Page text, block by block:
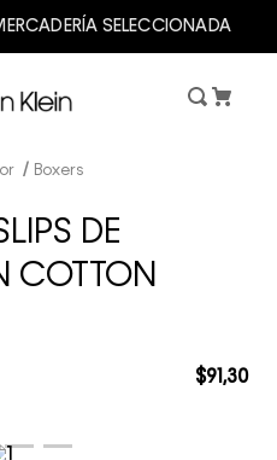
SELECCIONADA
Boxers
DE
COTTON
$91 ,30